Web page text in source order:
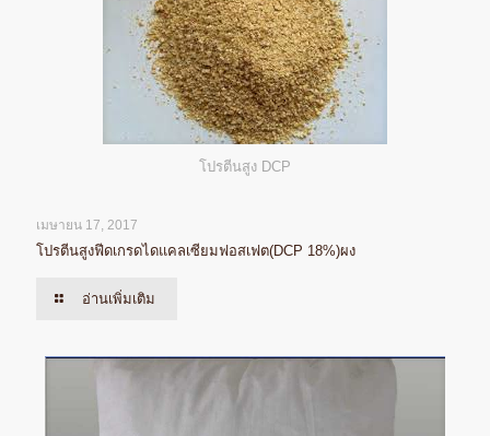
โปรตีนสูง DCP
เมษายน 17, 2017
โปรตีนสูงฟีดเกรดไดแคลเซียมฟอสเฟต(DCP 18%)ผง
อ่านเพิ่มเติม